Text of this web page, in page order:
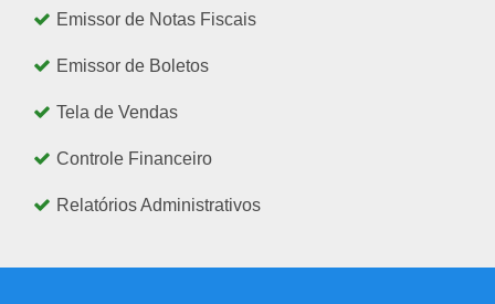
Emissor de Notas Fiscais
Emissor de Boletos
Tela de Vendas
Controle Financeiro
Relatórios Administrativos